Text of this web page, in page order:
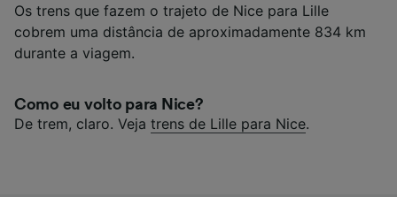
Os trens que fazem o trajeto de Nice para Lille
cobrem uma distância de aproximadamente 834 km
durante a viagem.
Como eu volto para Nice?
De trem, claro. Veja trens de Lille para Nice.